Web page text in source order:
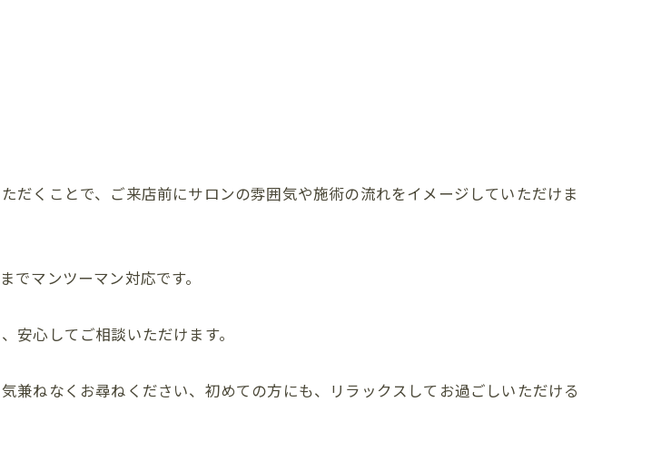
だくことで、ご来店前にサロンの雰囲気や施術の流れをイメージしていただけま
マンツーマン対応です。
安心してご相談いただけます。
兼ねなくお尋ねください、初めての方にも、リラックスしてお過ごしいただける